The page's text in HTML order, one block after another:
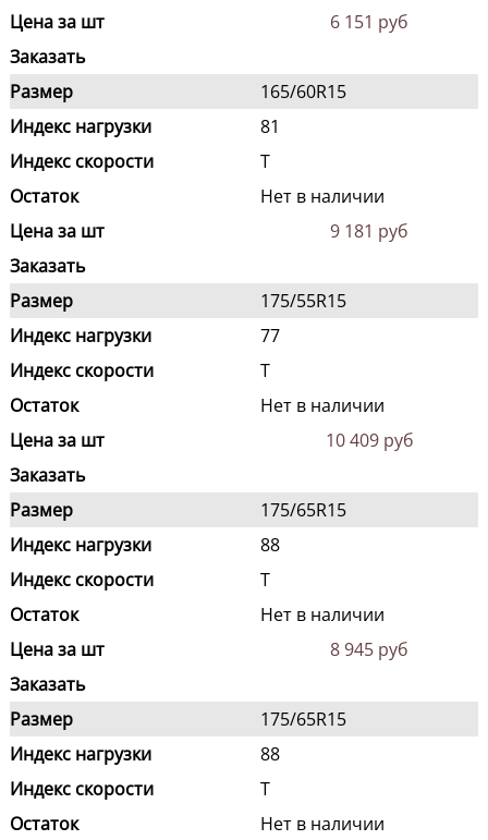
Цена за шт
6 151 руб
Заказать
Размер
165/60R15
Индекс нагрузки
81
Индекс скорости
T
Остаток
Нет в наличии
Цена за шт
9 181 руб
Заказать
Размер
175/55R15
Индекс нагрузки
77
Индекс скорости
T
Остаток
Нет в наличии
Цена за шт
10 409 руб
Заказать
Размер
175/65R15
Индекс нагрузки
88
Индекс скорости
T
Остаток
Нет в наличии
Цена за шт
8 945 руб
Заказать
Размер
175/65R15
Индекс нагрузки
88
Индекс скорости
T
Остаток
Нет в наличии